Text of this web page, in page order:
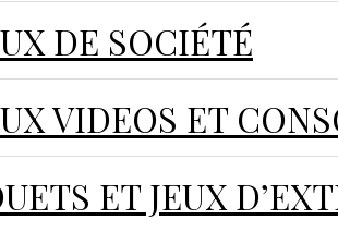
DE SOCIÉTÉ
VIDEOS ET
ET JEUX